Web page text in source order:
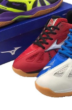
di gelanggang
secara santai,
semasa
aksi terbaik dan